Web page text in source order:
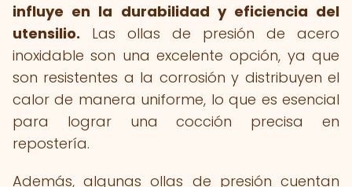
influye en la durabilidad y eficiencia del
utensilio. Las ollas de presión de acero
inoxidable son una excelente opción, ya que
son resistentes a la corrosión y distribuyen el
calor de manera uniforme, lo que es esencial
para lograr una cocción precisa en
repostería.
Además, algunas ollas de presión cuentan